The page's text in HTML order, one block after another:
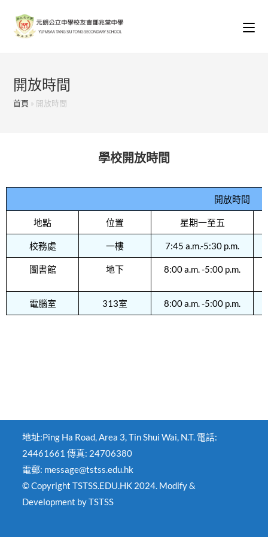
開放時間
首頁 » 開放時間
學校開放時間
開放時間
地點 位置 星期一至五
校務處 一樓 7:45 a.m.-5:30 p.m.
圖書館 地下 8:00 a.m. -5:00 p.m.
電腦室 313室 8:00 a.m. -5:00 p.m.
地址:Ping Ha Road, Area 3, Tin Shui Wai, N.T. 電話:
24461661 傳真: 24706380
電郵: message@tstss.edu.hk
© Copyright TSTSS.EDU.HK 2024. Modify &
Development by TSTSS